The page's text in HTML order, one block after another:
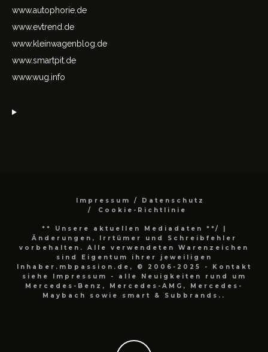
www.autophorie.de
www.evtrend.de
www.kleinwagenblog.de
www.smartpit.de
www.wug.info
Impressum / Datenschutz
Cookie-Richtlinie
** Unsere aktuellen Mediadaten **/
Änderungen, Irrtümer und Schreibfehler
vorbehalten. Alle verwendeten Warenzeichen
sind Eigentum ihrer jeweiligen
Inhaber.mbpassion.de, © 2006-2025 - Kontakt
siehe Impressum - alle Neuigkeiten rund um
Mercedes-Benz, Mercedes-AMG, Mercedes-
Maybach sowie smart & Subbrands..